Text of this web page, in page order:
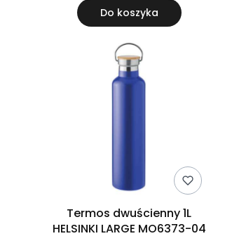
Do koszyka
Termos dwuścienny 1L
HELSINKI LARGE MO6373-04